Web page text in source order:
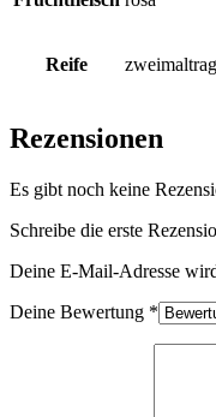
Reife
Rezensionen
Es gibt noch keine
Schreibe die erste
Deine E-Mail-Adresse
Deine Bewertung *